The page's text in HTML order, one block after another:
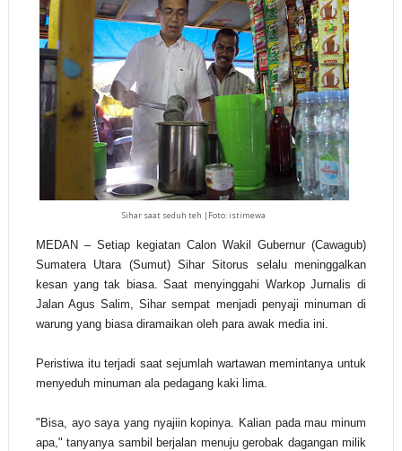
Sihar saat seduh teh |Foto: istimewa
MEDAN – Setiap kegiatan Calon Wakil Gubernur (Cawagub)
Sumatera Utara (Sumut) Sihar Sitorus selalu meninggalkan
kesan yang tak biasa. Saat menyinggahi Warkop Jurnalis di
Jalan Agus Salim, Sihar sempat menjadi penyaji minuman di
warung yang biasa diramaikan oleh para awak media ini.
Peristiwa itu terjadi saat sejumlah wartawan memintanya untuk
menyeduh minuman ala pedagang kaki lima.
"Bisa, ayo saya yang nyajiin kopinya. Kalian pada mau minum
apa," tanyanya sambil berjalan menuju gerobak dagangan milik